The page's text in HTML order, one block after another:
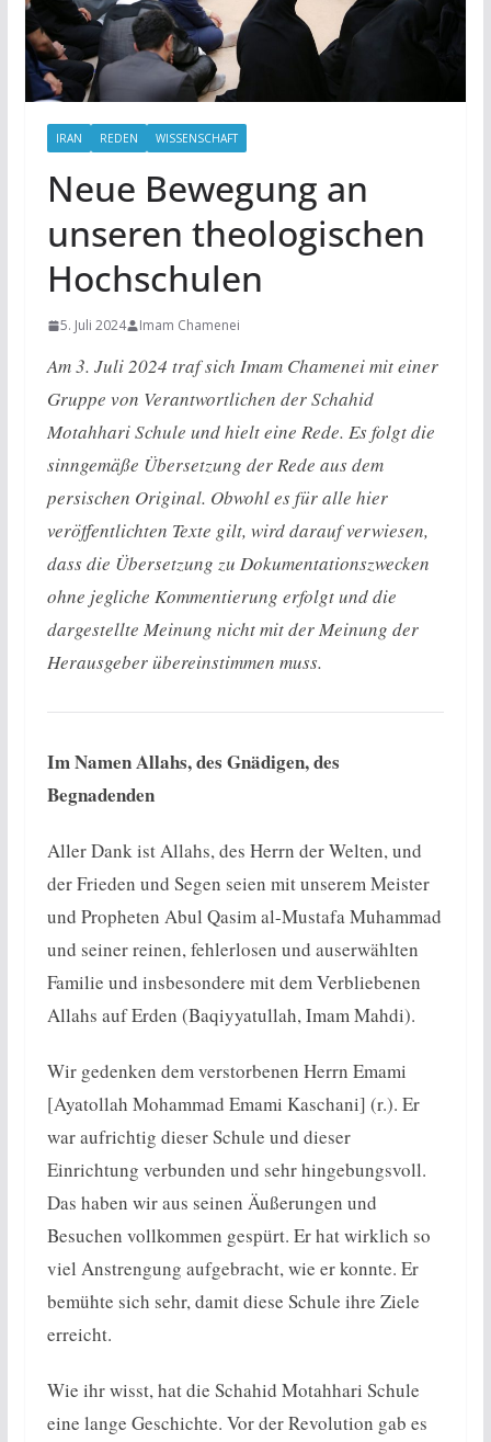
IRAN REDEN WISSENSCHAFT
Neue Bewegung an
unseren theologischen
Hochschulen
5. Juli 2024 Imam Chamenei
Am 3. Juli 2024 traf sich Imam Chamenei mit einer
Gruppe von Verantwortlichen der Schahid
Motahhari Schule und hielt eine Rede. Es folgt die
sinngemäße Übersetzung der Rede aus dem
persischen Original. Obwohl es für alle hier
veröffentlichten Texte gilt, wird darauf verwiesen,
dass die Übersetzung zu Dokumentationszwecken
ohne jegliche Kommentierung erfolgt und die
dargestellte Meinung nicht mit der Meinung der
Herausgeber übereinstimmen muss.
Im Namen Allahs, des Gnädigen, des
Begnadenden
Aller Dank ist Allahs, des Herrn der Welten, und
der Frieden und Segen seien mit unserem Meister
und Propheten Abul Qasim al-Mustafa Muhammad
und seiner reinen, fehlerlosen und auserwählten
Familie und insbesondere mit dem Verbliebenen
Allahs auf Erden (Baqiyyatullah, Imam Mahdi).
Wir gedenken dem verstorbenen Herrn Emami
[Ayatollah Mohammad Emami Kaschani] (r.). Er
war aufrichtig dieser Schule und dieser
Einrichtung verbunden und sehr hingebungsvoll.
Das haben wir aus seinen Äußerungen und
Besuchen vollkommen gespürt. Er hat wirklich so
viel Anstrengung aufgebracht, wie er konnte. Er
bemühte sich sehr, damit diese Schule ihre Ziele
erreicht.
Wie ihr wisst, hat die Schahid Motahhari Schule
eine lange Geschichte. Vor der Revolution gab es